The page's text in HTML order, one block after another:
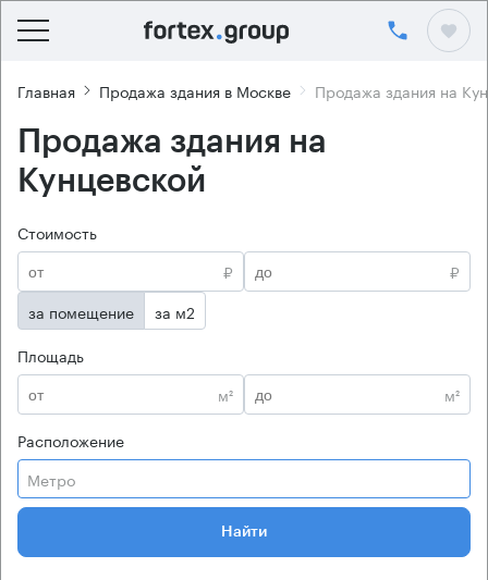
Главная Продажа здания в Москве Продажа здания на
Продажа здания на
Кунцевской
Стоимость
₽
₽
за помещение
за м2
Площадь
м²
м²
Расположение
Метро
Найти